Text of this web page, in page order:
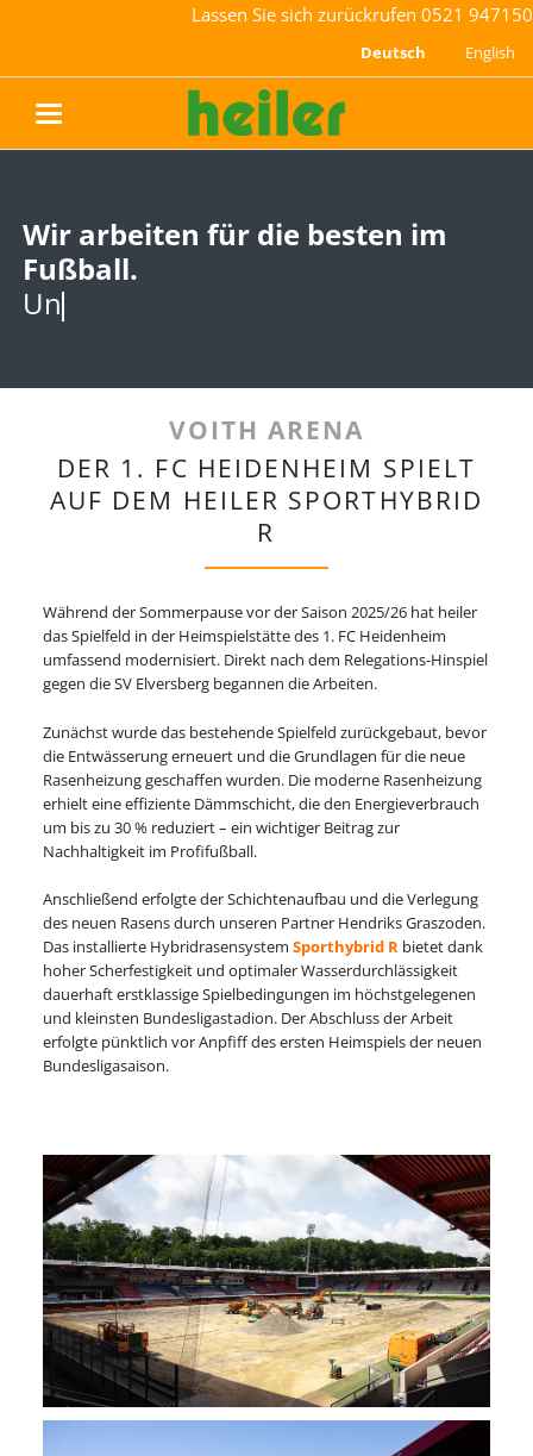
Lassen Sie sich zurückrufen 0521 947150
Deutsch English
Wir arbeiten für die besten im
Fußball.
Wir arbeiten für die besten im
Fußball.
Und wir sind st
Und wir sind stolz darauf.
VOITH ARENA
DER 1. FC HEIDENHEIM SPIELT
AUF DEM HEILER SPORTHYBRID
R
Während der Sommerpause vor der Saison 2025/26 hat heiler
das Spielfeld in der Heimspielstätte des 1. FC Heidenheim
umfassend modernisiert. Direkt nach dem Relegations-Hinspiel
gegen die SV Elversberg begannen die Arbeiten.
Zunächst wurde das bestehende Spielfeld zurückgebaut, bevor
die Entwässerung erneuert und die Grundlagen für die neue
Rasenheizung geschaffen wurden. Die moderne Rasenheizung
erhielt eine effiziente Dämmschicht, die den Energieverbrauch
um bis zu 30 % reduziert – ein wichtiger Beitrag zur
Nachhaltigkeit im Profifußball.
Anschließend erfolgte der Schichtenaufbau und die Verlegung
des neuen Rasens durch unseren Partner Hendriks Graszoden.
Das installierte Hybridrasensystem Sporthybrid Rbietet dank
hoher Scherfestigkeit und optimaler Wasserdurchlässigkeit
dauerhaft erstklassige Spielbedingungen im höchstgelegenen
und kleinsten Bundesligastadion. Der Abschluss der Arbeit
erfolgte pünktlich vor Anpfiff des ersten Heimspiels der neuen
Bundesligasaison.